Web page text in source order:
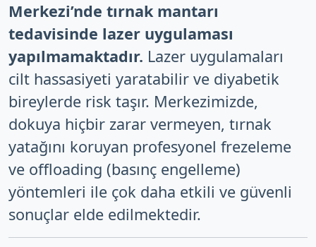
Merkezi’nde tırnak mantarı
tedavisinde lazer uygulaması
yapılmamaktadır. Lazer uygulamaları
cilt hassasiyeti yaratabilir ve diyabetik
bireylerde risk taşır. Merkezimizde,
dokuya hiçbir zarar vermeyen, tırnak
yatağını koruyan profesyonel frezeleme
ve offloading (basınç engelleme)
yöntemleri ile çok daha etkili ve güvenli
sonuçlar elde edilmektedir.